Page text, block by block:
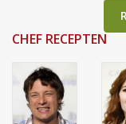
CHEF RECEPTEN